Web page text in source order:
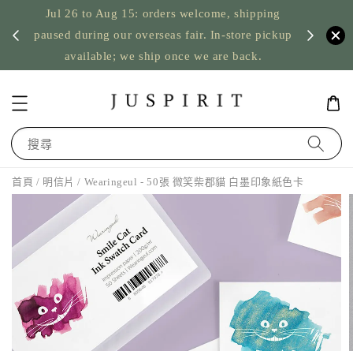
Jul 26 to Aug 15: orders welcome, shipping
paused during our overseas fair. In-store pickup
available; we ship once we are back.
US
搜尋
首頁 / 明信片 / Wearingeul - 50張 微笑柴郡貓 白墨印象紙色卡